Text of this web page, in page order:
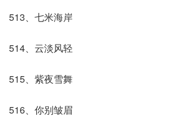
513、七米海岸
514、云淡风轻
515、紫夜雪舞
516、你别皱眉